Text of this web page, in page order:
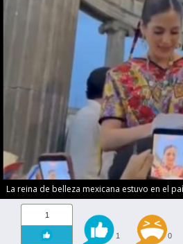
La reina de belleza mexicana estuvo en el
1
1 0